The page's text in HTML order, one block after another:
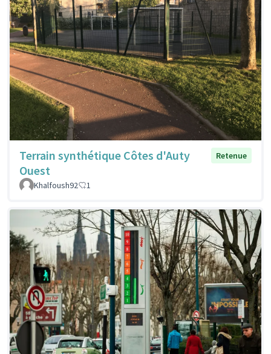
Terrain synthétique Côtes d'Auty
Ouest
Retenue
Khalfoush92 1